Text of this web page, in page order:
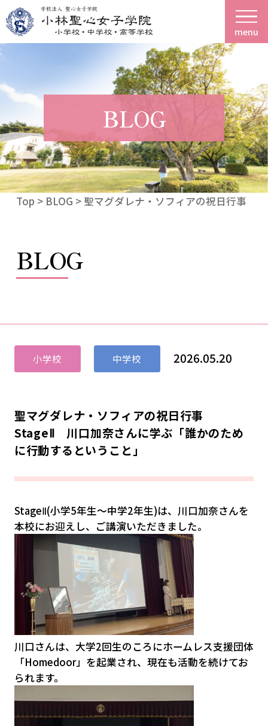
menu
BLOG
Top > BLOG > 聖マグダレナ・ソフィアの祝日行事
BLOG
小学校 中学校 2026.05.20
聖マグダレナ・ソフィアの祝日行事
StageⅡ 川口加奈さんに学ぶ「誰かのため
に行動するということ」
StageⅡ(小学5年生～中学2年生)は、川口加奈さんを
本校にお迎えし、ご講演いただきました。
川口さんは、大学2回生のころにホームレス支援団体
「Homedoor」を起業され、現在も活動を続けてお
られます。